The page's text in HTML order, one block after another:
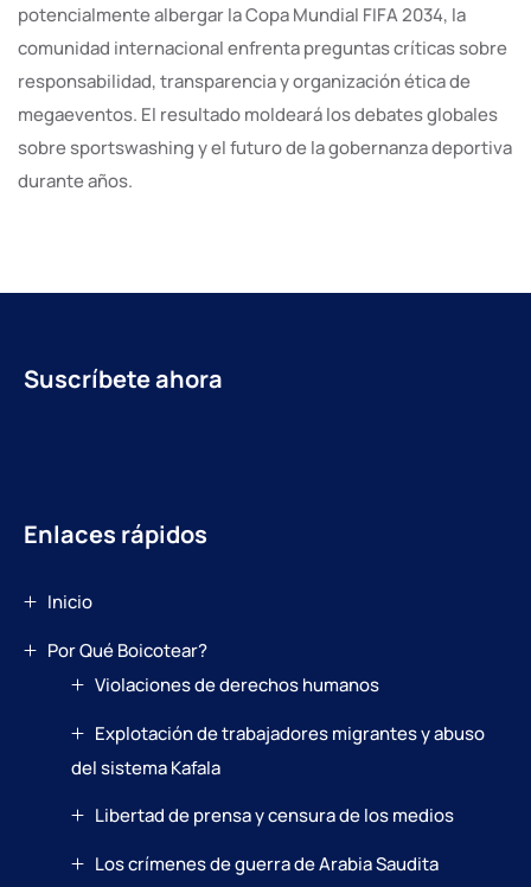
potencialmente albergar la Copa Mundial FIFA 2034, la
comunidad internacional enfrenta preguntas críticas sobre
responsabilidad, transparencia y organización ética de
megaeventos. El resultado moldeará los debates globales
sobre sportswashing y el futuro de la gobernanza deportiva
durante años.
Suscríbete ahora
Enlaces rápidos
Inicio
Por Qué Boicotear?
Violaciones de derechos humanos
Explotación de trabajadores migrantes y abuso
del sistema Kafala
Libertad de prensa y censura de los medios
Los crímenes de guerra de Arabia Saudita